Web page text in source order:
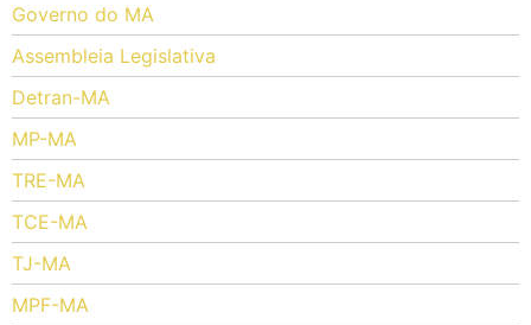
Governo do MA
Assembleia Legislativa
Detran-MA
MP-MA
TRE-MA
TCE-MA
TJ-MA
MPF-MA